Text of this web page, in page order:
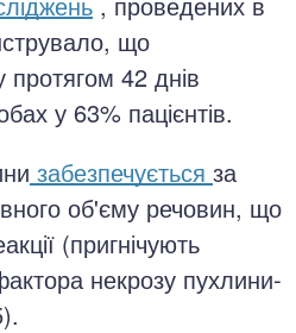
що
протягом 42 днів
у 63% пацієнтів.
забезпечується за
об'єму речовин, що
(пригнічують
некрозу пухлини-